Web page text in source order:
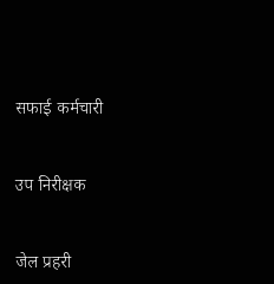
सफाई कर्मचारी
उप निरीक्षक
जेल प्रहरी